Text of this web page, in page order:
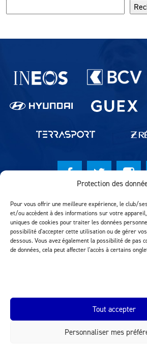
Protection des
Pour vous offrir une meilleure expérience, le club/
et/ou accèdent à des informations sur votre
uniques de cookies pour traiter les données
possibilité d'accepter cette utilisation ou de gérer
dessous. Vous avez également la possibilité de pas
de données, cela peut affecter l'accès à certains
Tout accepter
Personnaliser mes
Partenaires du lausanne-Sport
© Lausanne Sport Football
Réalisation MTM Agency